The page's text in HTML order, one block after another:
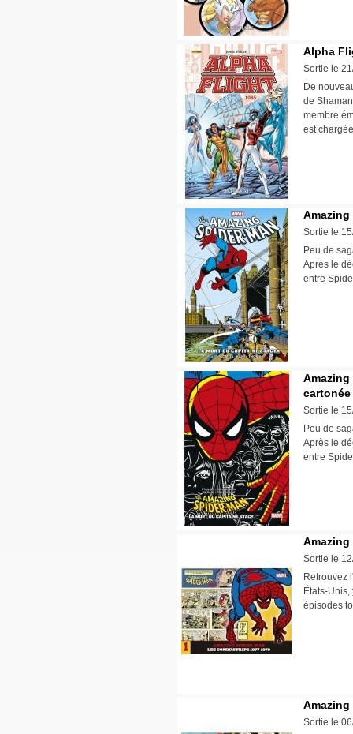
Alpha
Sortie le
De
de
membre
est
Amazing
Sortie le
Peu de
Après le
entre
cartonée
Sortie le
Peu de
Après le
entre
Amazing
Sortie le
Retrouvez
États-
épisodes
Amazing
Sortie le